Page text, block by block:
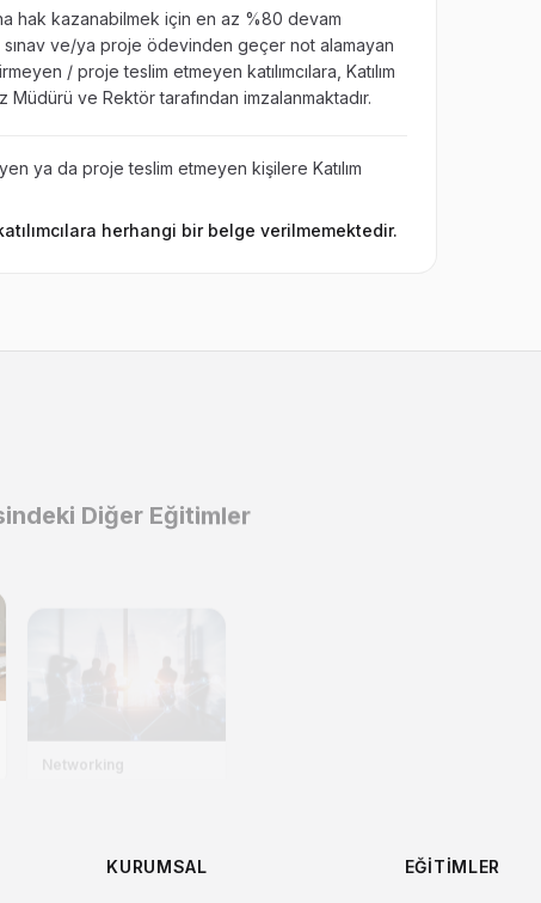
hak kazanabilmek için en az %80 devam
ve/ya proje ödevinden geçer not alamayan
/ proje teslim etmeyen katılımcılara, Katılım
Müdürü ve Rektör tarafından imzalanmaktadır.
ya da proje teslim etmeyen kişilere Katılım
herhangi bir belge verilmemektedir.
KURUMSAL EĞITIMLER